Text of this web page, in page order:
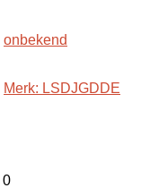
‎onbekend
Merk: LSDJGDDE
0